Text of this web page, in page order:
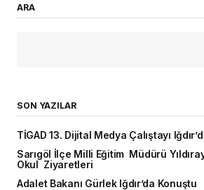
ARA
SON YAZILAR
TİGAD 13. Dijital Medya Çalıştayı
Sarıgöl İlçe Milli Eğitim Müdürü
Okul Ziyaretleri
Adalet Bakanı Gürlek Iğdır’da Konuştu